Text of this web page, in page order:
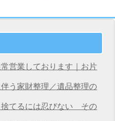
営業しております｜お片
ビス市川店へ
う家財整理／遺品整理の
てるには忍びない その